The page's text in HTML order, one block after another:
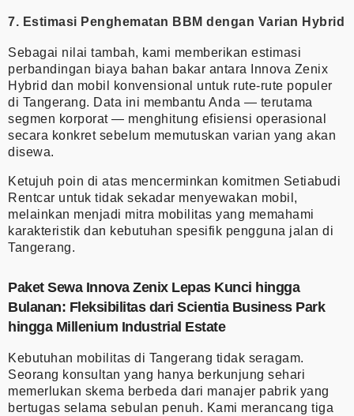
7. Estimasi Penghematan BBM dengan Varian Hybrid
Sebagai nilai tambah, kami memberikan estimasi
perbandingan biaya bahan bakar antara Innova Zenix
Hybrid dan mobil konvensional untuk rute-rute populer
di Tangerang. Data ini membantu Anda — terutama
segmen korporat — menghitung efisiensi operasional
secara konkret sebelum memutuskan varian yang akan
disewa.
Ketujuh poin di atas mencerminkan komitmen Setiabudi
Rentcar untuk tidak sekadar menyewakan mobil,
melainkan menjadi mitra mobilitas yang memahami
karakteristik dan kebutuhan spesifik pengguna jalan di
Tangerang.
Paket Sewa Innova Zenix Lepas Kunci hingga
Bulanan: Fleksibilitas dari Scientia Business Park
hingga Millenium Industrial Estate
Kebutuhan mobilitas di Tangerang tidak seragam.
Seorang konsultan yang hanya berkunjung sehari
memerlukan skema berbeda dari manajer pabrik yang
bertugas selama sebulan penuh. Kami merancang tiga